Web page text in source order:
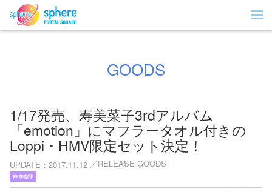
GOODS
1/17発売、寿美菜子3rdアルバム
「emotion」にマフラータオル付きの
Loppi・HMV限定セット決定！
UPDATE 2017.11.12 RELEASE GOODS
寿 美菜子